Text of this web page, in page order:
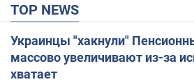
TOP NEWS
Украинцы "хакнули"
массово увеличивают из-за
хватает